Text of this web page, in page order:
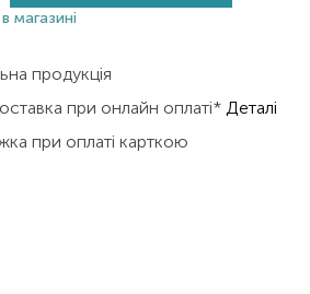
магазині
продукція
при онлайн оплаті* Деталі
при оплаті карткою